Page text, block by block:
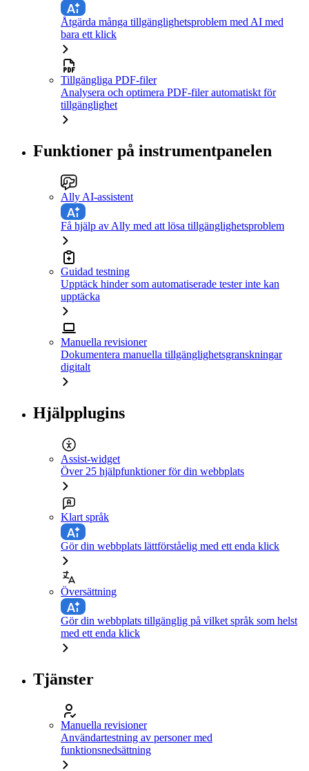
Åtgärda många tillgänglighetsproblem med AI med
bara ett klick
Tillgängliga PDF-filer
Analysera och optimera PDF-filer automatiskt för
tillgänglighet
Funktioner på instrumentpanelen
Ally AI-assistent
Få hjälp av Ally med att lösa tillgänglighetsproblem
Guidad testning
Upptäck hinder som automatiserade tester inte kan
upptäcka
Manuella revisioner
Dokumentera manuella tillgänglighetsgranskningar
digitalt
Hjälpplugins
Assist-widget
Över 25 hjälpfunktioner för din webbplats
Klart språk
Gör din webbplats lättförståelig med ett enda klick
Översättning
Gör din webbplats tillgänglig på vilket språk som helst
med ett enda klick
Tjänster
Manuella revisioner
Användartestning av personer med
funktionsnedsättning